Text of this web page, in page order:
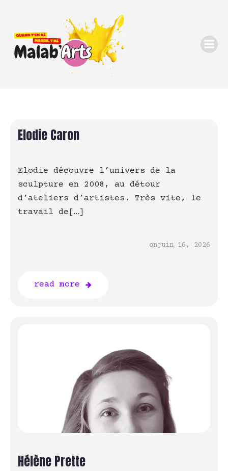
Elodie Caron
Elodie découvre l’univers de la
sculpture en 2008, au détour
d’ateliers d’artistes. Très vite, le
travail de[…]
onjuin 16, 2026
read more
Hélène Prette